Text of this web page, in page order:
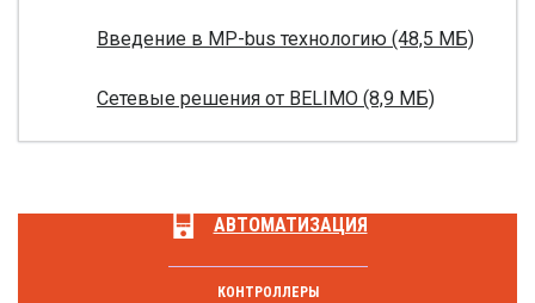
Введение в MP-bus технологию (48,5 МБ)
Сетевые решения от BELIMO (8,9 МБ)
АВТОМАТИЗАЦИЯ
КОНТРОЛЛЕРЫ